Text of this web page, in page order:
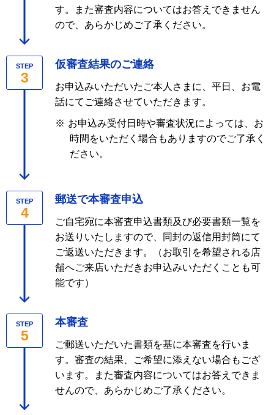
す。また審査内容についてはお答えできません
ので、あらかじめご了承ください。
STEP
3
仮審査結果のご連絡
お申込みいただいたご本人さまに、平日、お電
話にてご連絡させていただきます。
※ お申込み受付日時や審査状況によっては、お
時間をいただく場合もありますのでご了承く
ださい。
STEP
4
郵送で本審査申込
ご自宅宛に本審査申込書類及び必要書類一覧を
お送りいたしますので、同封の返信用封筒にて
ご返送いただきます。（お取引を希望される店
舗へご来店いただきお申込みいただくことも可
能です）
STEP
5
本審査
ご郵送いただいた書類を基に本審査を行いま
す。審査の結果、ご希望に添えない場合もござ
います。また審査内容についてはお答えできま
せんので、あらかじめご了承ください。